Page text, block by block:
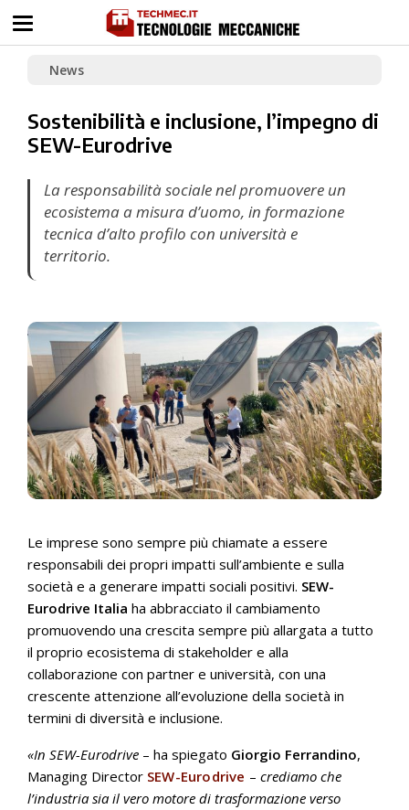
News
Sostenibilità e inclusione, l’impegno di
SEW-Eurodrive
La responsabilità sociale nel promuovere un
ecosistema a misura d’uomo, in formazione
tecnica d’alto profilo con università e
territorio.
Le imprese sono sempre più chiamate a essere
responsabili dei propri impatti sull’ambiente e sulla
società e a generare impatti sociali positivi. SEW-
Eurodrive Italia ha abbracciato il cambiamento
promuovendo una crescita sempre più allargata a tutto
il proprio ecosistema di stakeholder e alla
collaborazione con partner e università, con una
crescente attenzione all’evoluzione della società in
termini di diversità e inclusione.
«In SEW-Eurodrive – ha spiegato Giorgio Ferrandino,
Managing Director SEW-Eurodrive – crediamo che
l’industria sia il vero motore di trasformazione verso